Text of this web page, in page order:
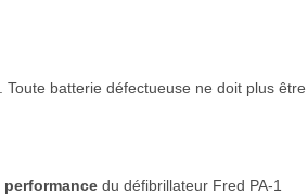
. Toute batterie défectueuse ne doit plus être
du défibrillateur Fred PA-1